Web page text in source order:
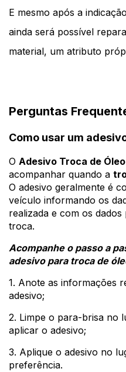
E mesmo após a
ainda será possível
material, um atributo
Perguntas
Como usar um
O Adesivo Troca de Óleo
acompanhar quando a
O adesivo geralmente é
veículo informando os
realizada e com os
troca.
Acompanhe o passo a
adesivo para troca de
1. Anote as informações
adesivo;
2. Limpe o para-brisa no
aplicar o adesivo;
3. Aplique o adesivo no
preferência.